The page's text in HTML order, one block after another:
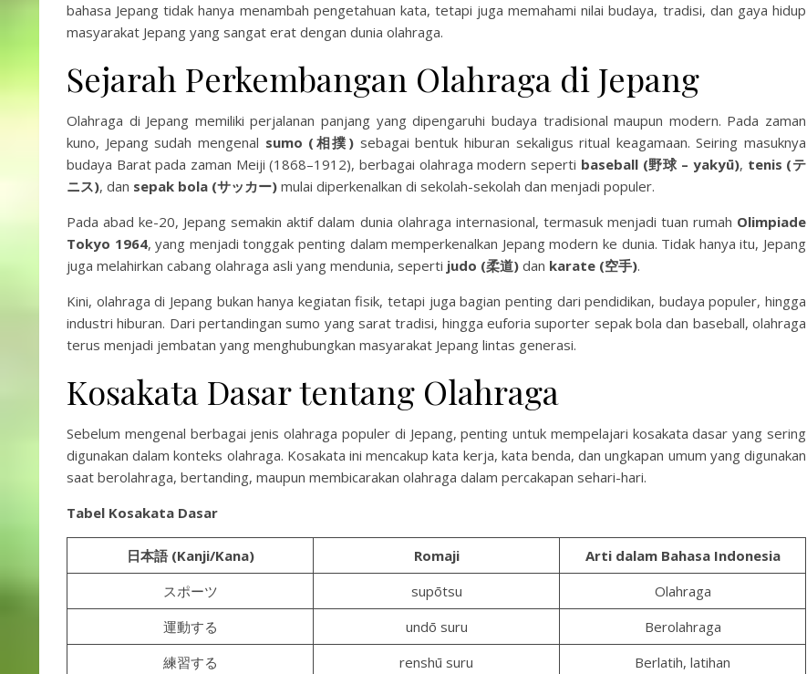
bahasa Jepang tidak hanya menambah pengetahuan kata, tetapi juga memahami nilai budaya, tradisi, dan gaya hidup
masyarakat Jepang yang sangat erat dengan dunia olahraga.
Sejarah Perkembangan Olahraga di Jepang
Olahraga di Jepang memiliki perjalanan panjang yang dipengaruhi budaya tradisional maupun modern. Pada zaman
kuno, Jepang sudah mengenal sumo (相撲) sebagai bentuk hiburan sekaligus ritual keagamaan. Seiring masuknya
budaya Barat pada zaman Meiji (1868–1912), berbagai olahraga modern seperti baseball (野球 – yakyū), tenis (テ
ニス), dan sepak bola (サッカー) mulai diperkenalkan di sekolah-sekolah dan menjadi populer.
Pada abad ke-20, Jepang semakin aktif dalam dunia olahraga internasional, termasuk menjadi tuan rumah Olimpiade
Tokyo 1964, yang menjadi tonggak penting dalam memperkenalkan Jepang modern ke dunia. Tidak hanya itu, Jepang
juga melahirkan cabang olahraga asli yang mendunia, seperti judo (柔道) dan karate (空手).
Kini, olahraga di Jepang bukan hanya kegiatan fisik, tetapi juga bagian penting dari pendidikan, budaya populer, hingga
industri hiburan. Dari pertandingan sumo yang sarat tradisi, hingga euforia suporter sepak bola dan baseball, olahraga
terus menjadi jembatan yang menghubungkan masyarakat Jepang lintas generasi.
Kosakata Dasar tentang Olahraga
Sebelum mengenal berbagai jenis olahraga populer di Jepang, penting untuk mempelajari kosakata dasar yang sering
digunakan dalam konteks olahraga. Kosakata ini mencakup kata kerja, kata benda, dan ungkapan umum yang digunakan
saat berolahraga, bertanding, maupun membicarakan olahraga dalam percakapan sehari-hari.
Tabel Kosakata Dasar
日本語 (Kanji/Kana) Romaji
Arti dalam Bahasa Indonesia
スポーツ
supōtsu
Olahraga
運動する
undō suru
Berolahraga
練習する
renshū suru
Berlatih, latihan